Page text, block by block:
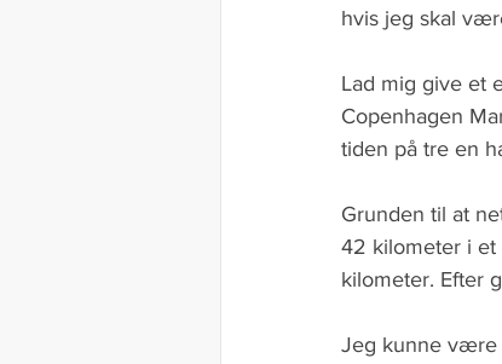
hvis jeg skal
Lad mig give et
Copenhagen
tiden på tre en
Grunden til at
42 kilometer i et
kilometer. Efter
Jeg kunne være